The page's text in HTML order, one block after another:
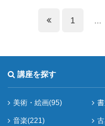
1
講座を探す
美術・絵画(95)
音楽(221)